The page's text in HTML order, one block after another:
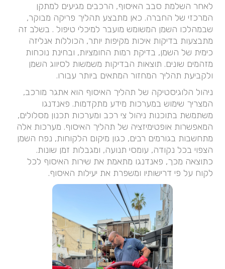
לאחר השלמת סבב האיסוף, הרכבים מגיעים למתקן
המרכזי של החברה. כאן מתבצע תהליך פריקה מבוקר,
שבמהלכו השמן המשומש מועבר למיכלי טיפול . בשלב זה
מתבצעות בדיקות איכות מקיפות יותר, הכוללות אנליזה
כימית של השמן, בדיקת רמות החומציות, ובחינת נוכחות
מזהמים שונים. תוצאות הבדיקות משמשות לסיווג השמן
ולקביעת תהליך המחזור המתאים ביותר עבורו.
ניהול הלוגיסטיקה של תהליך האיסוף הוא אתגר מורכב,
המצריך שימוש במערכות מידע מתקדמות. פאנדנגו
משתמשת בתוכנות ניהול צי רכב ומערכות תכנון מסלולים,
המאפשרות אופטימיזציה של תהליך האיסוף. מערכות אלה
מתחשבות בגורמים רבים, כגון מיקום הלקוחות, נפח השמן
הצפוי בכל נקודה, עומסי תנועה, ומגבלות זמן שונות.
כתוצאה מכך, פאנדנגו מתאמת את שירות האיסוף לכל
לקוח על פי דרישותיו ומשפרת את יעילות האיסוף.